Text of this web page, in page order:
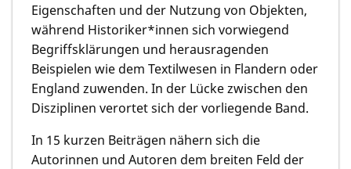
Eigenschaften und der Nutzung von Objekten,
während Historiker*innen sich vorwiegend
Begriffsklärungen und herausragenden
Beispielen wie dem Textilwesen in Flandern oder
England zuwenden. In der Lücke zwischen den
Disziplinen verortet sich der vorliegende Band.
In 15 kurzen Beiträgen nähern sich die
Autorinnen und Autoren dem breiten Feld der